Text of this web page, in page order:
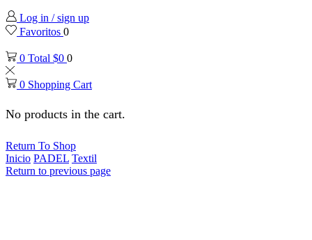
Log in / sign up
Favoritos 0
0 Total $0 0
0 Shopping Cart
No products in the cart.
Return To Shop
Inicio PADEL Textil
Return to previous page